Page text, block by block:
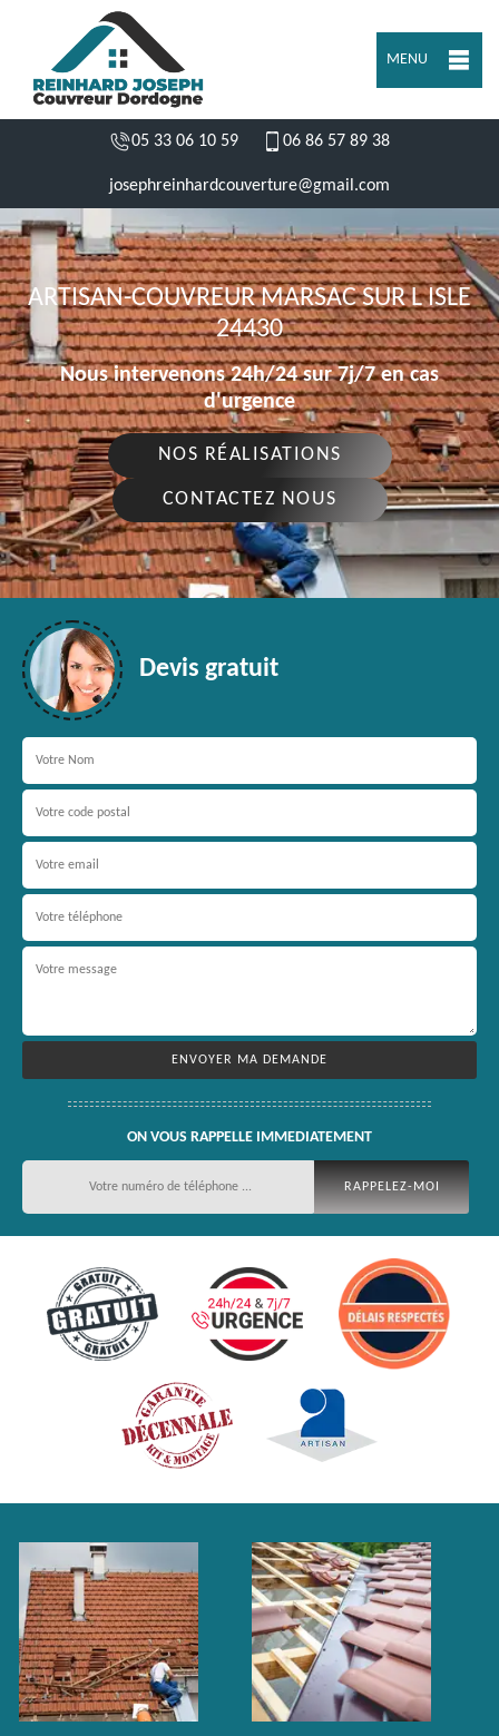
MENU
05 33 06 10 59 06 86 57 89 38
josephreinhardcouverture@gmail.com
ARTISAN-COUVREUR MARSAC SUR L ISLE
24430
Nous intervenons 24h/24 sur 7j/7 en cas
d'urgence
NOS RÉALISATIONS
CONTACTEZ NOUS
Devis gratuit
ON VOUS RAPPELLE IMMEDIATEMENT